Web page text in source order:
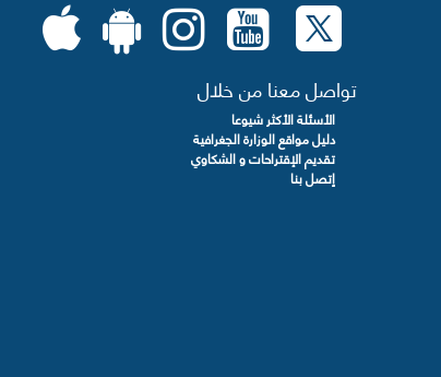
تواصل معنا من خلال
الأسئلة الأكثر شيوعا
دليل مواقع الوزارة الجغرافية
تقديم الإقتراحات و الشكاوي
إتصل بنا